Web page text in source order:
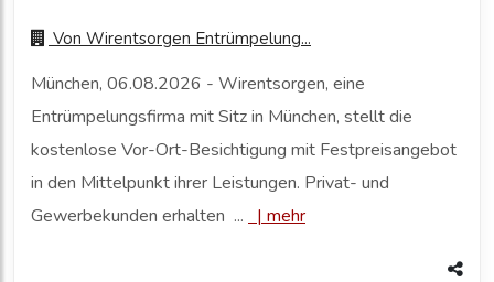
Von Wirentsorgen Entrümpelung...
München, 06.08.2026 - Wirentsorgen, eine
Entrümpelungsfirma mit Sitz in München, stellt die
kostenlose Vor-Ort-Besichtigung mit Festpreisangebot
in den Mittelpunkt ihrer Leistungen. Privat- und
Gewerbekunden erhalten ...
| mehr